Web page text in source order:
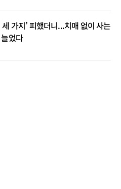
세 가지’ 피했더니...치매 없이 사는
었다